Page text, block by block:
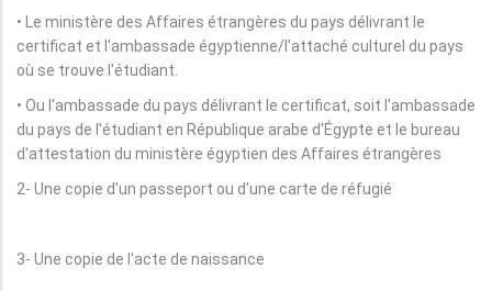
• Le ministère des Affaires étrangères du pays délivrant le
certificat et l'ambassade égyptienne/l'attaché culturel du pays
où se trouve l'étudiant.
• Ou l'ambassade du pays délivrant le certificat, soit l'ambassade
du pays de l'étudiant en République arabe d'Égypte et le bureau
d'attestation du ministère égyptien des Affaires étrangères
2- Une copie d'un passeport ou d'une carte de réfugié
3- Une copie de l'acte de naissance